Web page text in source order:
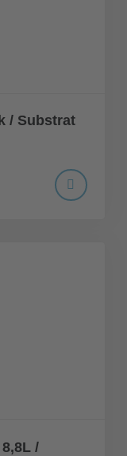
/ Substrat
/